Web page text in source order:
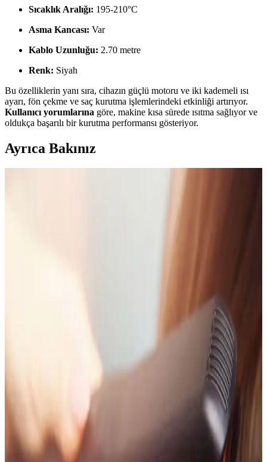
Sıcaklık Aralığı: 195-210°C
Asma Kancası: Var
Kablo Uzunluğu: 2.70 metre
Renk: Siyah
Bu özelliklerin yanı sıra, cihazın güçlü motoru ve iki kademeli ısı
ayarı, fön çekme ve saç kurutma işlemlerindeki etkinliği artırıyor.
Kullanıcı yorumlarına göre, makine kısa sürede ısıtma sağlıyor ve
oldukça başarılı bir kurutma performansı gösteriyor.
Ayrıca Bakınız
Saç şekillendirici ürünler, farklı teknolojiler ve kullanım ipuçlarıyla
saçlara zarar vermeden istenilen görünümü sağlar. Doğru seçim ve
Rowenta Brush Activ CF9000 Dönen Fırçalı Saç
Şekillendirici Özellikleri ve Kullanım Avantajları
Rowenta Brush Activ CF9000, hızlı saç şekillendirme ve kurutma
sağlayan dönen fırçalı tasarımıyla pratik kullanım sunar, farklı saç
tiplerine uyum sağlar.
Philips BHD350/10 Thermoprotect Saç Kurutma
Makinesi: Özellikler ve Kullanıcı Deneyimi